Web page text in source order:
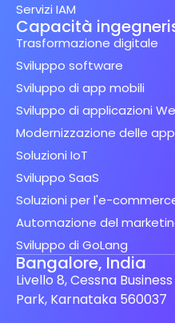
Servizi IAM
Capacità
Trasformazione digitale
Sviluppo software
Sviluppo di app mobili
Sviluppo di applicazioni
Modernizzazione delle app
Soluzioni IoT
Sviluppo SaaS
Soluzioni per l'e-
Automazione del
Sviluppo di GoLang
Bangalore, India
Livello 8, Cessna Business
Park, Karnataka 560037